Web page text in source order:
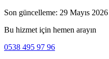
Son güncelleme: 29 Mayıs 2026
Bu hizmet için hemen arayın
0538 495 97 96